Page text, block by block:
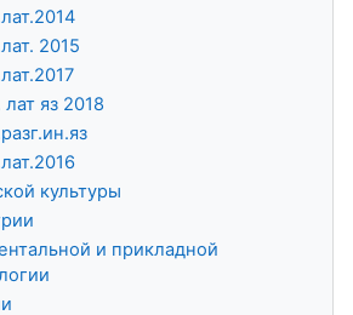
2015
яз 2018
культуры
и прикладной